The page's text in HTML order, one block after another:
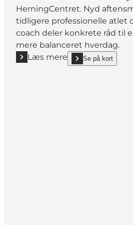
HerningCentret. Nyd
tidligere professionelle atlet
coach deler konkrete råd til
mere balanceret hverdag.
Læs mere
Læs mere "Middag med
Se på kort
show Middag med